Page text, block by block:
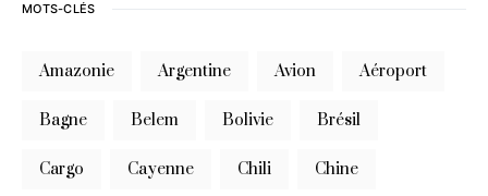
MOTS-CLÉS
Amazonie Argentine Avion Aéroport
Bagne Belem Bolivie Brésil
Cargo Cayenne Chili Chine